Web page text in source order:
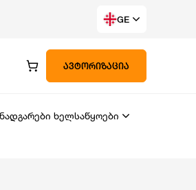
GE
ᲐᲕᲢᲝᲠᲘᲖᲐᲪᲘᲐ
ხელსაწყოები